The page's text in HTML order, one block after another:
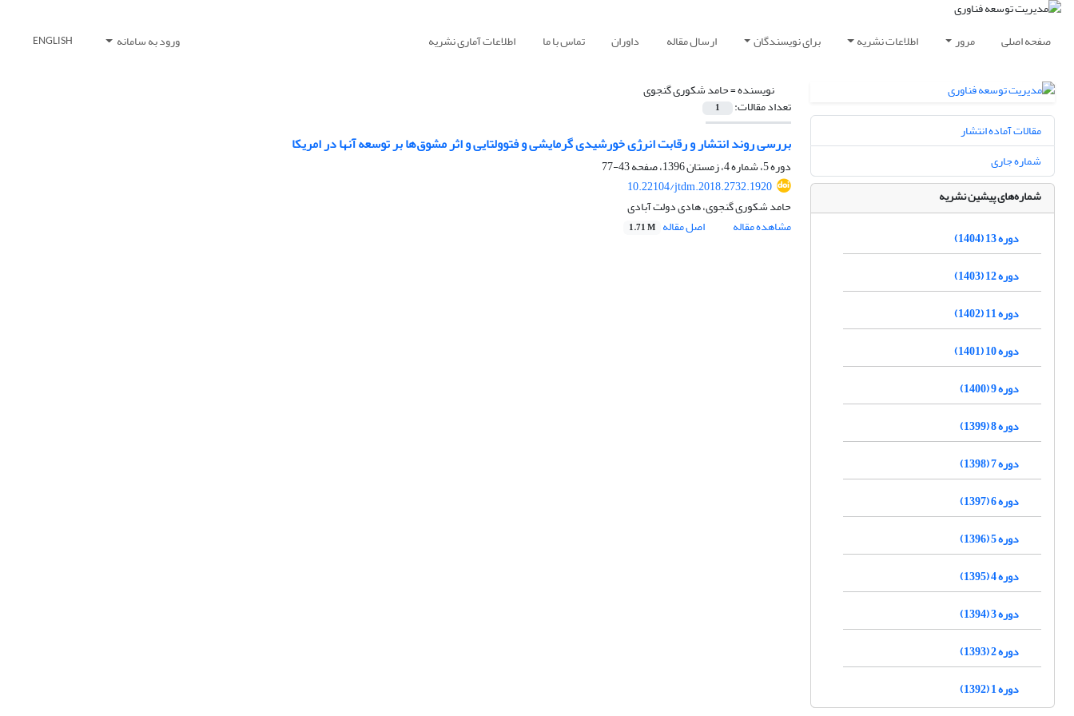
صفحه اصلی مرور اطلاعات نشریه برای نویسندگان ارسال مقاله داوران تماس با ما اطلاعات آماری نشریه ورود به سامانه ENGLISH
نویسنده =حامد شکوری گنجوی
تعداد مقالات: 1
بررسی روند انتشار و رقابت انرژی خورشیدی گرمایشی و فتوولتایی و اثر مشوق‌ها بر توسعه آنها در امریکا
دوره 5، شماره 4، زمستان 1396، صفحه
43-77
10.22104/jtdm.2018.2732.1920
حامد شکوری گنجوی، هادی دولت آبادی
مشاهده مقاله
اصل مقاله 1.71 M
مقالات آماده انتشار
شماره جاری
شماره‌های پیشین نشریه
دوره 13 (1404)
دوره 12 (1403)
دوره 11 (1402)
دوره 10 (1401)
دوره 9 (1400)
دوره 8 (1399)
دوره 7 (1398)
دوره 6 (1397)
دوره 5 (1396)
دوره 4 (1395)
دوره 3 (1394)
دوره 2 (1393)
دوره 1 (1392)